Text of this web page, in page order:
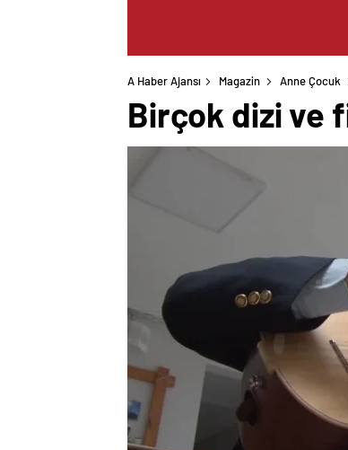
A Haber Ajansı Magazin Anne Çocuk
Birçok dizi ve